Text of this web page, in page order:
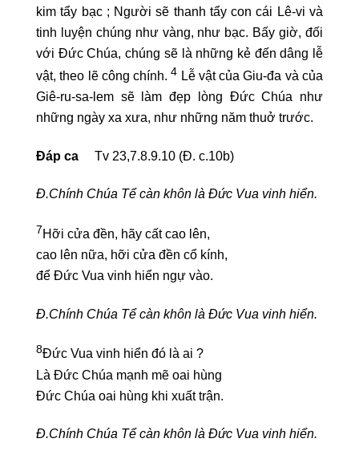
kim tẩy bạc ; Người sẽ thanh tẩy con cái Lê-vi và
tinh luyện chúng như vàng, như bạc. Bấy giờ, đối
với Đức Chúa, chúng sẽ là những kẻ đến dâng lễ
vật, theo lẽ công chính.4 Lễ vật của Giu-đa và của
Giê-ru-sa-lem sẽ làm đẹp lòng Đức Chúa như
những ngày xa xưa, như những năm thuở trước.
Đáp ca Tv 23,7.8.9.10 (Đ. c.10b)
Đ.Chính Chúa Tể càn khôn là Đức Vua vinh hiển.
7Hỡi cửa đền, hãy cất cao lên,
cao lên nữa, hỡi cửa đền cổ kính,
để Đức Vua vinh hiển ngự vào.
Đ.Chính Chúa Tể càn khôn là Đức Vua vinh hiển.
8Đức Vua vinh hiển đó là ai ?
Là Đức Chúa mạnh mẽ oai hùng
Đức Chúa oai hùng khi xuất trận.
Đ.Chính Chúa Tể càn khôn là Đức Vua vinh hiển.